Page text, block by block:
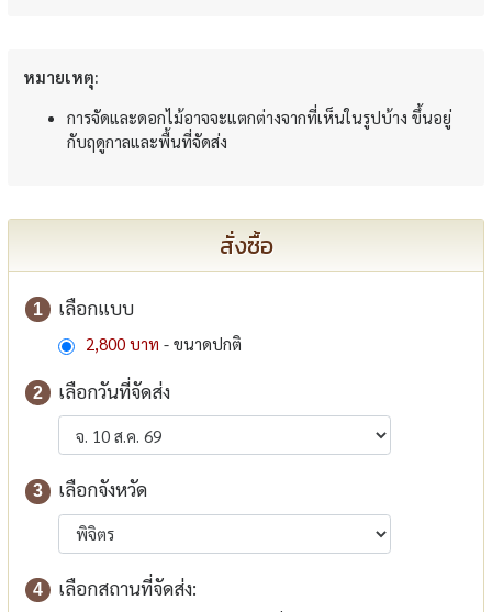
หมายเหตุ:
การจัดและดอกไม้อาจจะแตกต่างจากที่เห็นในรูปบ้าง ขึ้นอยู่
กับฤดูกาลและพื้นที่จัดส่ง
สั่งซื้อ
1 เลือกแบบ
2,800 บาท - ขนาดปกติ
2 เลือกวันที่จัดส่ง
3 เลือกจังหวัด
4 เลือกสถานที่จัดส่ง: